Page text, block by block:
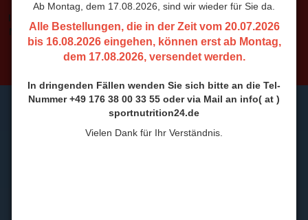
Ab Montag, dem 17.08.2026, sind wir wieder für Sie da.
Alle Bestellungen, die in der Zeit vom 20.07.2026
bis 16.08.2026 eingehen, können erst ab Montag,
dem 17.08.2026, versendet werden.
In dringenden Fällen wenden Sie sich bitte an die Tel-
Nummer +49 176 38 00 33 55 oder via Mail an info( at )
sportnutrition24.de
Vielen Dank für Ihr Verständnis.
In dringenden Fällen wenden Sie sich bitte an die Tel-
Nummer +49 176 38 00 33 55 oder via Mail an info( at )
sportnutrition24.de
Vielen Dank für Ihr Verständnis.